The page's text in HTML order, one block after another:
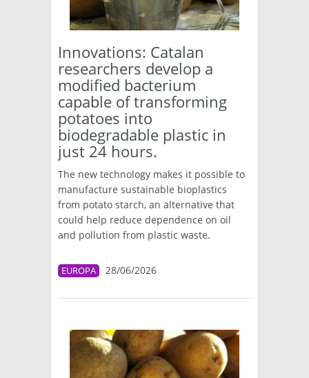
Innovations: Catalan
researchers develop a
modified bacterium
capable of transforming
potatoes into
biodegradable plastic in
just 24 hours.
The new technology makes it possible to
manufacture sustainable bioplastics
from potato starch, an alternative that
could help reduce dependence on oil
and pollution from plastic waste.
EUROPA 28/06/2026